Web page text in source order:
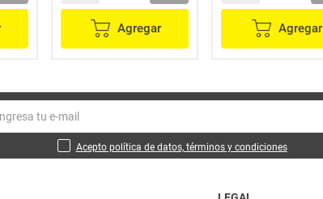
Agregar Agregar
Acepto política de datos, términos y condiciones